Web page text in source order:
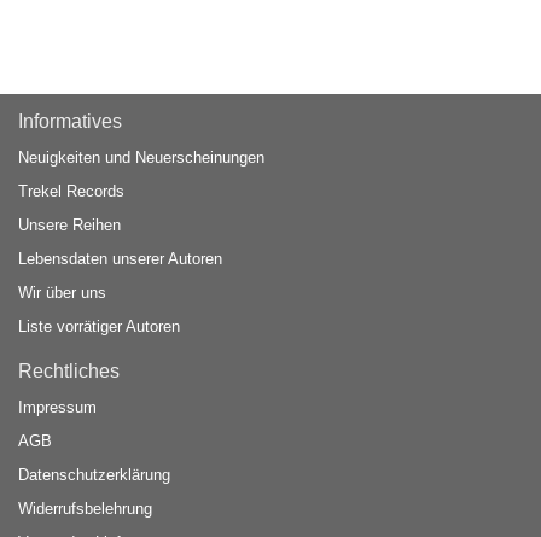
Informatives
Neuigkeiten und Neuerscheinungen
Trekel Records
Unsere Reihen
Lebensdaten unserer Autoren
Wir über uns
Liste vorrätiger Autoren
Rechtliches
Impressum
AGB
Datenschutzerklärung
Widerrufsbelehrung